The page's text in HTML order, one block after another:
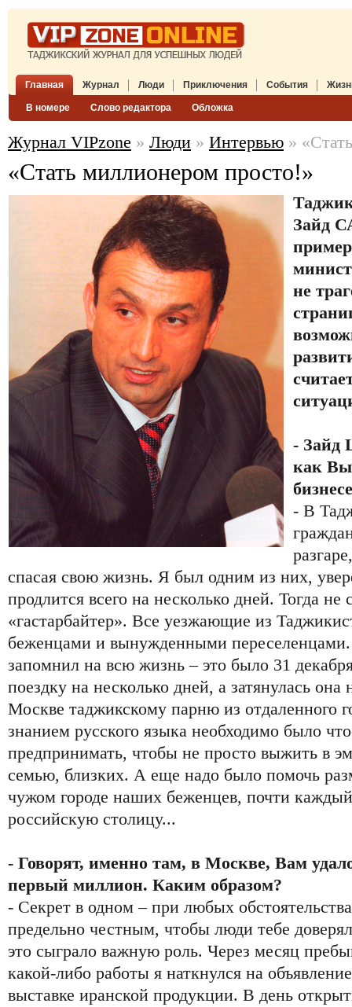
Главная Журнал
В номере Слово редактора Обложка
Люди Приключения События
Журнал VIPzone » Люди » Интервью »
«Стать миллионером просто!»
Зайд
не
- Зайд
как Вы
- В
спасая свою жизнь. Я был одним из них,
продлится всего на несколько дней. Тогда не
«гастарбайтер». Все уезжающие из
беженцами и вынужденными переселенцами.
запомнил на всю жизнь – это было 31
поездку на несколько дней, а затянулась она
Москве таджикскому парню из отдаленного
знанием русского языка необходимо было
предпринимать, чтобы не просто выжить в
семью, близких. А еще надо было помочь
чужом городе наших беженцев, почти
российскую столицу...
- Говорят, именно там, в Москве, Вам
первый миллион. Каким образом?
- Секрет в одном – при любых
предельно честным, чтобы люди тебе
это сыграло важную роль. Через месяц
какой-либо работы я наткнулся на
выставке иранской продукции. В день